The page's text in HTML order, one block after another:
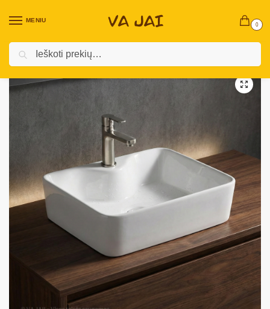
MENIU
0
Pradžia / Vidaus baldai /